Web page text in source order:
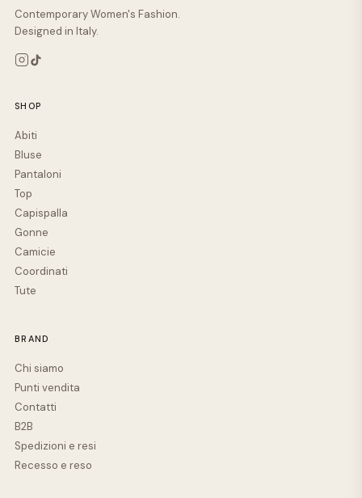
Contemporary Women's Fashion.
Designed in Italy.
SHOP
Abiti
Bluse
Pantaloni
Top
Capispalla
Gonne
Camicie
Coordinati
Tute
BRAND
Chi siamo
Punti vendita
Contatti
B2B
Spedizioni e resi
Recesso e reso